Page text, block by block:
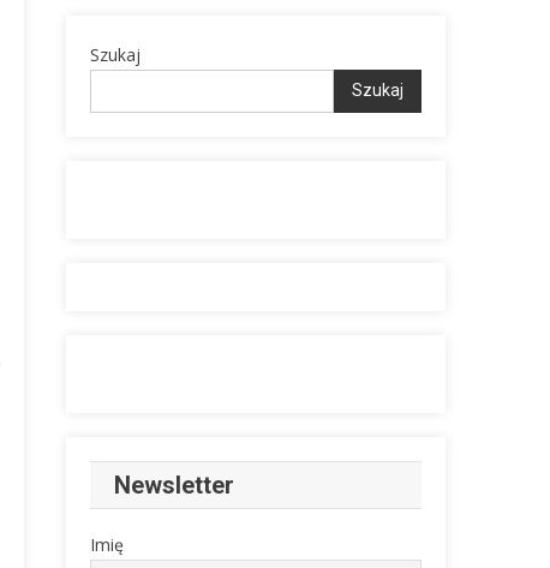
Szukaj
Szukaj
Newsletter
Imię